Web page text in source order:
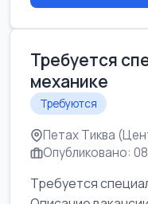
Требуется
механике
Требуются
Петах Тиква
Опубликовано:
Требуется